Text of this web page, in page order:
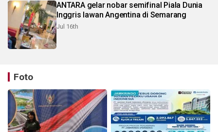
ANTARA gelar nobar semifinal Piala Dunia
Inggris lawan Angentina di Semarang
Jul 16th
Foto